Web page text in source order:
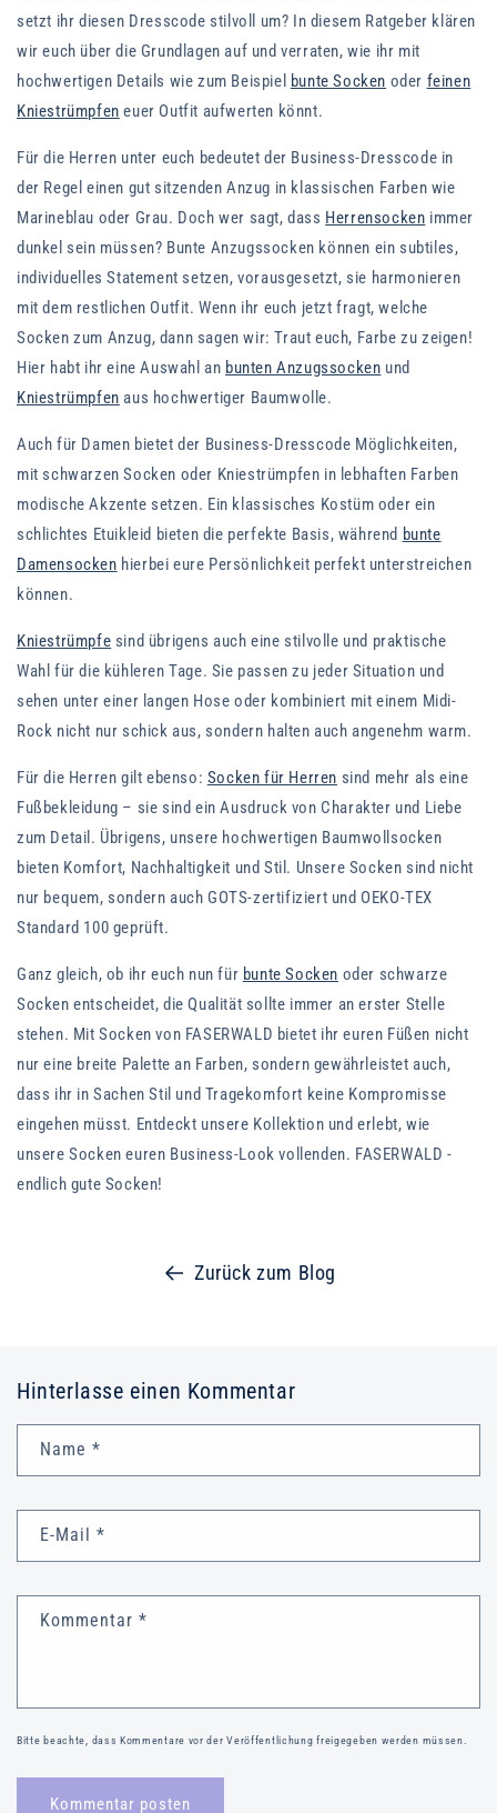
setzt ihr diesen Dresscode stilvoll um? In diesem Ratgeber klären
wir euch über die Grundlagen auf und verraten, wie ihr mit
hochwertigen Details wie zum Beispiel bunte Socken oder feinen
Kniestrümpfen euer Outfit aufwerten könnt.
Für die Herren unter euch bedeutet der Business-Dresscode in
der Regel einen gut sitzenden Anzug in klassischen Farben wie
Marineblau oder Grau. Doch wer sagt, dass Herrensocken immer
dunkel sein müssen? Bunte Anzugssocken können ein subtiles,
individuelles Statement setzen, vorausgesetzt, sie harmonieren
mit dem restlichen Outfit. Wenn ihr euch jetzt fragt, welche
Socken zum Anzug, dann sagen wir: Traut euch, Farbe zu zeigen!
Hier habt ihr eine Auswahl an bunten Anzugssocken und
Kniestrümpfen aus hochwertiger Baumwolle.
Auch für Damen bietet der Business-Dresscode Möglichkeiten,
mit schwarzen Socken oder Kniestrümpfen in lebhaften Farben
modische Akzente setzen. Ein klassisches Kostüm oder ein
schlichtes Etuikleid bieten die perfekte Basis, während bunte
Damensocken hierbei eure Persönlichkeit perfekt unterstreichen
können.
Kniestrümpfe sind übrigens auch eine stilvolle und praktische
Wahl für die kühleren Tage. Sie passen zu jeder Situation und
sehen unter einer langen Hose oder kombiniert mit einem Midi-
Rock nicht nur schick aus, sondern halten auch angenehm warm.
Für die Herren gilt ebenso: Socken für Herren sind mehr als eine
Fußbekleidung – sie sind ein Ausdruck von Charakter und Liebe
zum Detail. Übrigens, unsere hochwertigen Baumwollsocken
bieten Komfort, Nachhaltigkeit und Stil. Unsere Socken sind nicht
nur bequem, sondern auch GOTS-zertifiziert und OEKO-TEX
Standard 100 geprüft.
Ganz gleich, ob ihr euch nun für bunte Socken oder schwarze
Socken entscheidet, die Qualität sollte immer an erster Stelle
stehen. Mit Socken von FASERWALD bietet ihr euren Füßen nicht
nur eine breite Palette an Farben, sondern gewährleistet auch,
dass ihr in Sachen Stil und Tragekomfort keine Kompromisse
eingehen müsst. Entdeckt unsere Kollektion und erlebt, wie
unsere Socken euren Business-Look vollenden. FASERWALD -
endlich gute Socken!
Zurück zum Blog
Hinterlasse einen Kommentar
Name *
E-Mail *
Kommentar *
Bitte beachte, dass Kommentare vor der Veröffentlichung freigegeben werden müssen.